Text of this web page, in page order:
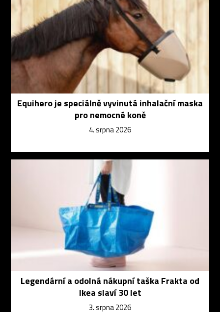
Equihero je speciálně vyvinutá inhalační maska
pro nemocné koně
4. srpna 2026
Legendární a odolná nákupní taška Frakta od
Ikea slaví 30 let
3. srpna 2026